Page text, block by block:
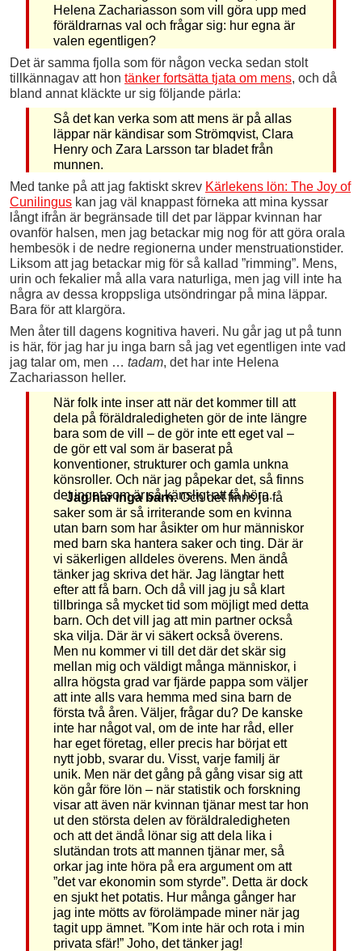
Helena Zachariasson som vill göra upp med
föräldrarnas val och frågar sig: hur egna är
valen egentligen?
Det är samma fjolla som för någon vecka sedan stolt
tillkännagav att hon tänker fortsätta tjata om mens, och då
bland annat kläckte ur sig följande pärla:
Så det kan verka som att mens är på allas
läppar när kändisar som Strömqvist, Clara
Henry och Zara Larsson tar bladet från
munnen.
Med tanke på att jag faktiskt skrev Kärlekens lön: The Joy of
Cunilingus kan jag väl knappast förneka att mina kyssar
långt ifrån är begränsade till det par läppar kvinnan har
ovanför halsen, men jag betackar mig nog för att göra orala
hembesök i de nedre regionerna under menstruationstider.
Liksom att jag betackar mig för så kallad ”rimming”. Mens,
urin och fekalier må alla vara naturliga, men jag vill inte ha
några av dessa kroppsliga utsöndringar på mina läppar.
Bara för att klargöra.
Men åter till dagens kognitiva haveri. Nu går jag ut på tunn
is här, för jag har ju inga barn så jag vet egentligen inte vad
jag talar om, men … tadam, det har inte Helena
Zachariasson heller.
När folk inte inser att när det kommer till att
dela på föräldraledigheten gör de inte längre
bara som de vill – de gör inte ett eget val –
de gör ett val som är baserat på
konventioner, strukturer och gamla unkna
könsroller. Och när jag påpekar det, så finns
det inget som är så känsligt att få höra.
Jag har inga barn.Och det finns ju få
saker som är så irriterande som en kvinna
utan barn som har åsikter om hur människor
med barn ska hantera saker och ting. Där är
vi säkerligen alldeles överens. Men ändå
tänker jag skriva det här. Jag längtar hett
efter att få barn. Och då vill jag ju så klart
tillbringa så mycket tid som möjligt med detta
barn. Och det vill jag att min partner också
ska vilja. Där är vi säkert också överens.
Men nu kommer vi till det där det skär sig
mellan mig och väldigt många människor, i
allra högsta grad var fjärde pappa som väljer
att inte alls vara hemma med sina barn de
första två åren. Väljer, frågar du? De kanske
inte har något val, om de inte har råd, eller
har eget företag, eller precis har börjat ett
nytt jobb, svarar du. Visst, varje familj är
unik. Men när det gång på gång visar sig att
kön går före lön – när statistik och forskning
visar att även när kvinnan tjänar mest tar hon
ut den största delen av föräldraledigheten
och att det ändå lönar sig att dela lika i
slutändan trots att mannen tjänar mer, så
orkar jag inte höra på era argument om att
”det var ekonomin som styrde”. Detta är dock
en sjukt het potatis. Hur många gånger har
jag inte mötts av förolämpade miner när jag
tagit upp ämnet. ”Kom inte här och rota i min
privata sfär!” Joho, det tänker jag!